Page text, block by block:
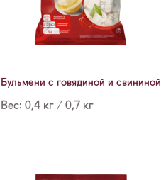
Бульмени с говядиной и свининой
Вес: 0,4 кг / 0,7 кг